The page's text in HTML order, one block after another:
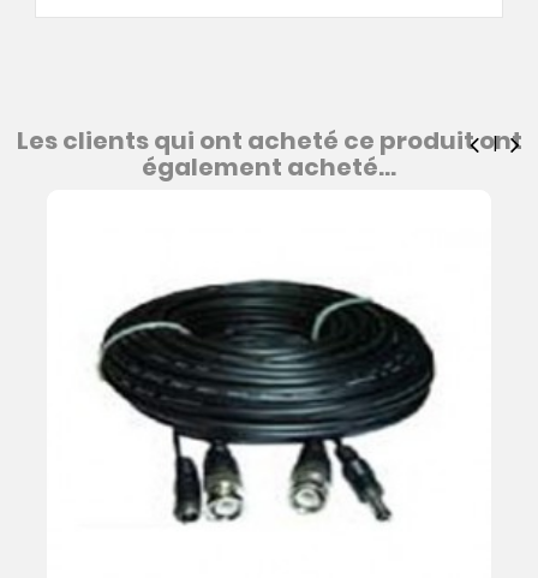
Les clients qui ont acheté ce produit ont
également acheté...